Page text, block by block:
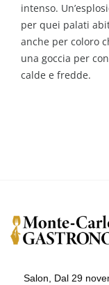
intenso.
per quei palati
anche per coloro
una goccia per
calde e fredde.
Salon, Dal 29